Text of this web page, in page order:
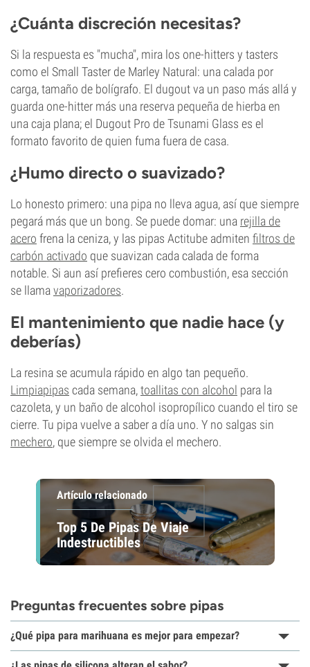
¿Cuánta discreción necesitas?
Si la respuesta es "mucha", mira los one-hitters y tasters
como el Small Taster de Marley Natural: una calada por
carga, tamaño de bolígrafo. El dugout va un paso más allá y
guarda one-hitter más una reserva pequeña de hierba en
una caja plana; el Dugout Pro de Tsunami Glass es el
formato favorito de quien fuma fuera de casa.
¿Humo directo o suavizado?
Lo honesto primero: una pipa no lleva agua, así que siempre
pegará más que un bong. Se puede domar: una rejilla de
acero frena la ceniza, y las pipas Actitube admiten filtros de
carbón activado que suavizan cada calada de forma
notable. Si aun así prefieres cero combustión, esa sección
se llamavaporizadores.
El mantenimiento que nadie hace (y
deberías)
La resina se acumula rápido en algo tan pequeño.
Limpiapipas cada semana,toallitas con alcohol para la
cazoleta, y un baño de alcohol isopropílico cuando el tiro se
cierre. Tu pipa vuelve a saber a día uno. Y no salgas sin
mechero, que siempre se olvida el mechero.
Artículo relacionado
Top 5 De Pipas De Viaje
Indestructibles
Preguntas frecuentes sobre pipas
¿Qué pipa para marihuana es mejor para empezar?